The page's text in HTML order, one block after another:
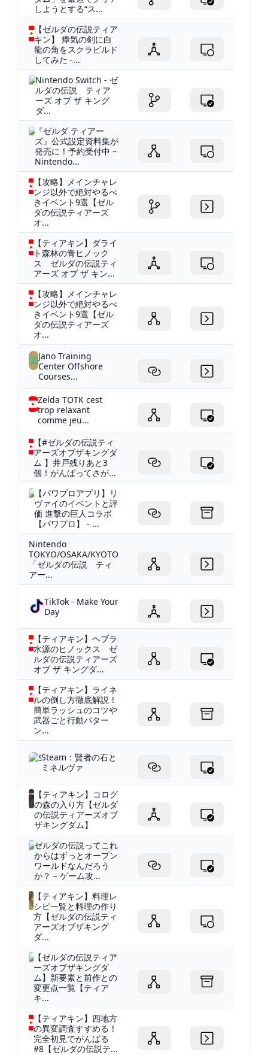
しようとする“ス...
【ゼルダの伝説ティア
キン】 瘴気の剣に白
龍の角をスクラビルド
してみた -...
Nintendo Switch - ゼ
ルダの伝説 ティア
ーズ オブ ザ キング
ダ...
『ゼルダ ティアー
ズ』公式設定資料集が
発売に！予約受付中 –
Nintendo...
【攻略】メインチャレ
ンジ以外で絶対やるべ
きイベント9選【ゼル
ダの伝説ティアーズ
オ...
【ティアキン】ダライ
ト森林の青ヒノック
ス ゼルダの伝説ティ
アーズ オブ ザ キン...
【攻略】メインチャレ
ンジ以外で絶対やるべ
きイベント9選【ゼル
ダの伝説ティアーズ
オ...
Jano Training
Center Offshore
Courses...
Zelda TOTK cest
trop relaxant
comme jeu...
【#ゼルダの伝説ティ
アーズオブザキングダ
ム 】井戸残りあと3
個！がんばってさが...
【パワプロアプリ】リ
ヴァイのイベントと評
価 進撃の巨人コラボ
【パワプロ】 - ...
Nintendo
TOKYO/OSAKA/KYOTO
「ゼルダの伝説 ティ
アー...
TikTok - Make Your
Day
【ティアキン】ヘブラ
水源のヒノックス ゼ
ルダの伝説ティアーズ
オブ ザ キングダ...
【ティアキン】ライネ
ルの倒し方徹底解説！
簡単ラッシュのコツや
武器ごと行動パター
ン...
Steam：賢者の石と
ミネルヴァ
【ティアキン】コログ
の森の入り方【ゼルダ
の伝説ティアーズオブ
ザキングダム】
ゼルダの伝説ってこれ
からはずっとオープン
ワールドなんだろう
か？ – ゲーム攻...
【ティアキン】料理レ
シピ一覧と料理の作り
方【ゼルダの伝説ティ
アーズオブザキング
ダ...
【ゼルダの伝説ティア
ーズオブザキングダ
ム】新要素と前作との
変更点一覧【ティア
キ...
【ティアキン】四地方
の異変調査すすめる！
完全初見でがんばる
#8【ゼルダの伝説テ...